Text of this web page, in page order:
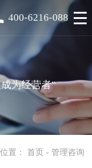
400-6216-088
为经营者”
置： 首页- 管理咨询